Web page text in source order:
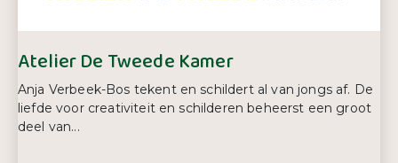
Atelier De Tweede Kamer
Anja Verbeek-Bos tekent en schildert al van jongs af. De
liefde voor creativiteit en schilderen beheerst een groot
deel van...